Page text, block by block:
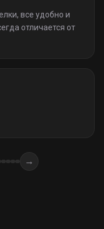
все удобно и
отличается от
→